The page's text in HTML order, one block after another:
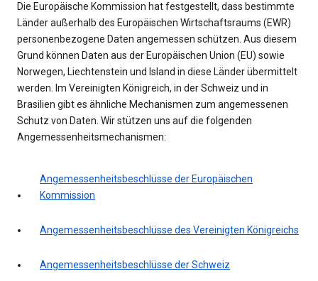
Die Europäische Kommission hat festgestellt, dass bestimmte
Länder außerhalb des Europäischen Wirtschaftsraums (EWR)
personenbezogene Daten angemessen schützen. Aus diesem
Grund können Daten aus der Europäischen Union (EU) sowie
Norwegen, Liechtenstein und Island in diese Länder übermittelt
werden. Im Vereinigten Königreich, in der Schweiz und in
Brasilien gibt es ähnliche Mechanismen zum angemessenen
Schutz von Daten. Wir stützen uns auf die folgenden
Angemessenheitsmechanismen:
Angemessenheitsbeschlüsse der Europäischen
Kommission
Angemessenheitsbeschlüsse des Vereinigten Königreichs
Angemessenheitsbeschlüsse der Schweiz